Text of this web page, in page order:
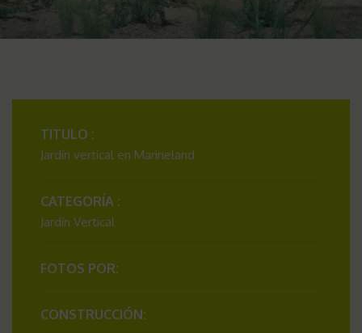
TITULO :
Jardín vertical en Marineland
CATEGORÍA :
Jardín Vertical
FOTOS POR:
CONSTRUCCIÓN: